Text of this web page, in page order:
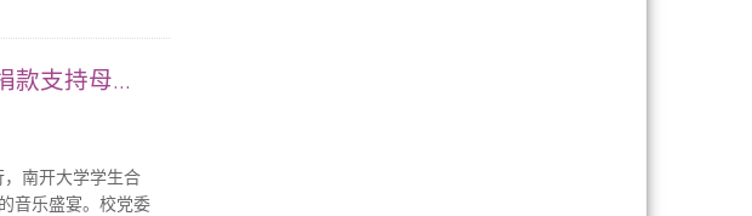
款支持母...
南开大学学生合
音乐盛宴。校党委